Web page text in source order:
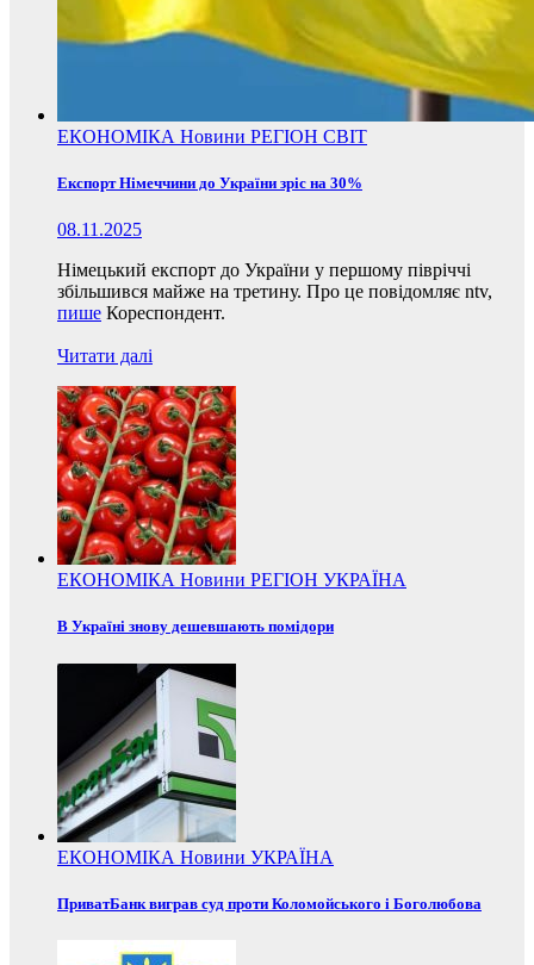
ЕКОНОМІКА Новини РЕГІОН СВІТ
Експорт Німеччини до України зріс на 30%
08.11.2025
Німецький експорт до України у першому півріччі
збільшився майже на третину. Про це повідомляє ntv,
пише Кореспондент.
Читати далі
ЕКОНОМІКА Новини РЕГІОН УКРАЇНА
В Україні знову дешевшають помідори
ЕКОНОМІКА Новини УКРАЇНА
ПриватБанк виграв суд проти Коломойського і Боголюбова